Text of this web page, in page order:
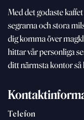
Meddet godaste
segrarna och stora
dig komma över
hittar vår personliga
ditt närmsta kontor så
Telefon